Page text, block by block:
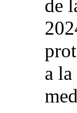
de
a